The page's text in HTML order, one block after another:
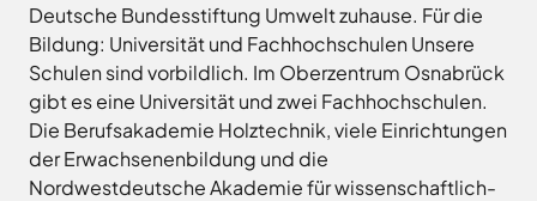
Deutsche Bundesstiftung Umwelt zuhause. Für die
Bildung: Universität und Fachhochschulen Unsere
Schulen sind vorbildlich. Im Oberzentrum Osnabrück
gibt es eine Universität und zwei Fachhochschulen.
Die Berufsakademie Holztechnik, viele Einrichtungen
der Erwachsenenbildung und die
Nordwestdeutsche Akademie für wissenschaftlich-
Osnabrück
Ostercappeln
Wallenhorst